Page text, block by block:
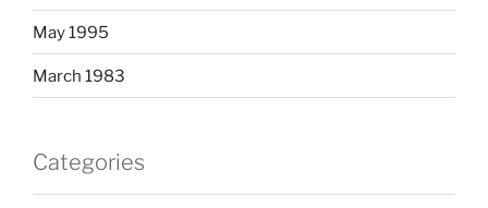
May 1995
March 1983
Categories